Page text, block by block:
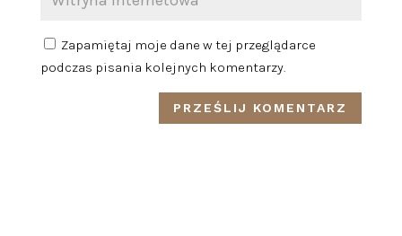
Zapamiętaj moje dane w tej przeglądarce
podczas pisania kolejnych komentarzy.